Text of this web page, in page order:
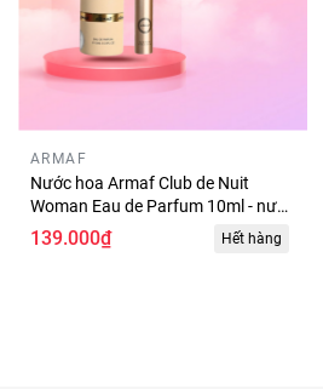
ARMAF
Nước hoa Armaf Club de Nuit
Woman Eau de Parfum 10ml - nước
hoa cao cấp nhập khẩu armaf
minisize
139.000₫ Hết hàng